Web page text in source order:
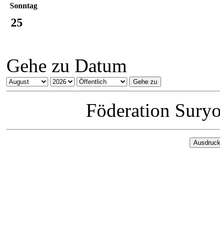
Sonntag
25
Gehe zu Datum
Föderation